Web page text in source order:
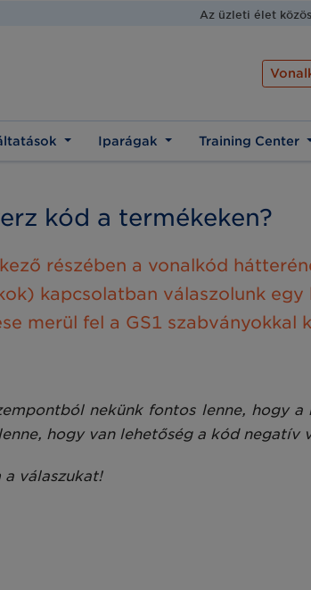
Az üzleti élet
Iparágak Training Center
kód a termékeken?
részében a vonalkód
kapcsolatban válaszolunk
merül fel a GS1 szabványokkal
nekünk fontos lenne, hogy
hogy van lehetőség a kód negatív
a válaszukat!